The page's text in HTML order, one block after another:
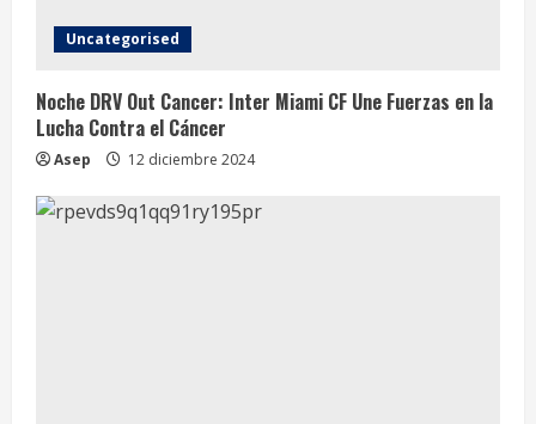
d
i
n
Uncategorised
Noche DRV Out Cancer: Inter Miami CF Une Fuerzas en la
Lucha Contra el Cáncer
Asep 12 diciembre 2024